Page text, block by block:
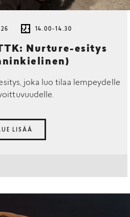
14.00-14.30
Nurture-esitys
joka luo tilaa lempeydelle
LISÄÄ